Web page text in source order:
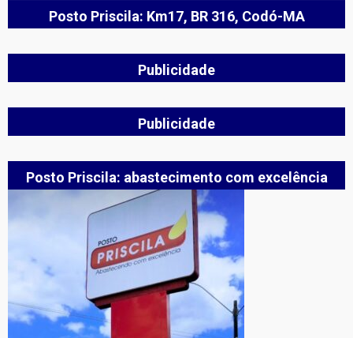
Posto Priscila: Km17, BR 316, Codó-MA
Publicidade
Publicidade
Posto Priscila: abastecimento com excelência